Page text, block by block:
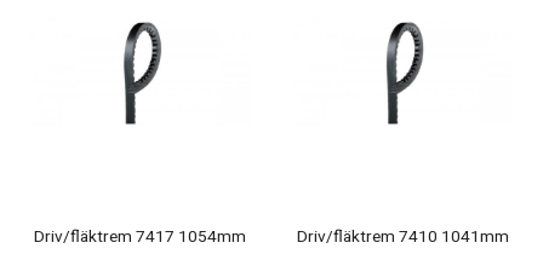
Driv/fläktrem 7417 1054mm Driv/fläktrem 7410 1041mm